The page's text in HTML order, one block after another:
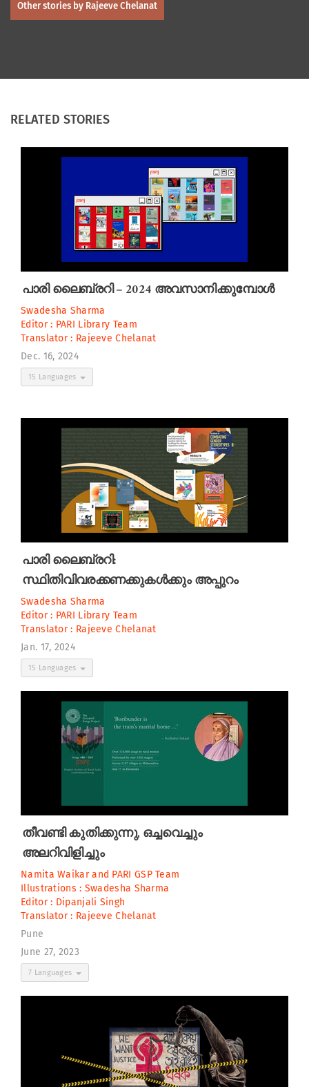
Other stories by Rajeeve Chelanat
RELATED STORIES
പാരി ലൈബ്രറി – 2024 അവസാനിക്കുമ്പോൾ
Swadesha Sharma
Editor : PARI Library Team
Translator : Rajeeve Chelanat
Dec. 16, 2024
15 Languages
പാരി ലൈബ്രറി:
സ്ഥിതിവിവരക്കണക്കുകൾക്കും അപ്പുറം
Swadesha Sharma
Editor : PARI Library Team
Translator : Rajeeve Chelanat
Jan. 17, 2024
15 Languages
തീവണ്ടി കുതിക്കുന്നു, ഒച്ചവെച്ചും
അലറിവിളിച്ചും
Namita Waikarand PARI GSP Team
Illustrations : Swadesha Sharma
Editor : Dipanjali Singh
Translator : Rajeeve Chelanat
Pune
June 27, 2023
7 Languages